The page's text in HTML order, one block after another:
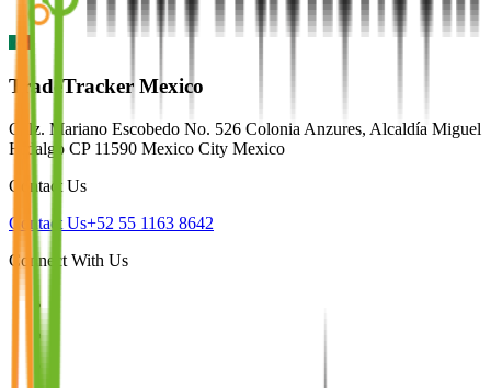
TradeTracker Mexico
Calz. Mariano Escobedo No. 526 Colonia Anzures, Alcaldía Miguel
Hidalgo CP 11590 Mexico City Mexico
Contact Us
Contact Us+52 55 1163 8642
Connect With Us